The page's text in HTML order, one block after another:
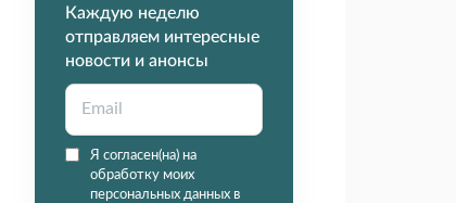
Каждую неделю
отправляем интересные
новости и анонсы
Я согласен(на) на
обработку моих
персональных данных в